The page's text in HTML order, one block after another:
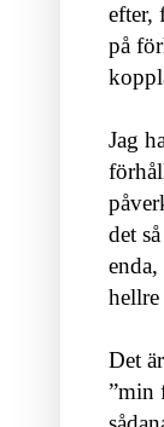
efter,
på
Jag
det
enda,
hellre
Det
”min